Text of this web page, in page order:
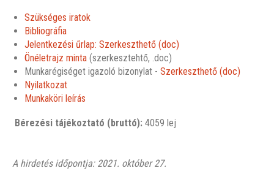
Szükséges iratok
Bibliográfia
Jelentkezési űrlap: Szerkeszthető (doc)
Önéletrajz minta (szerkesztehtő, .doc)
Munkarégiséget igazoló bizonylat - Szerkeszthető (doc)
Nyilatkozat
Munkaköri leírás
Bérezési tájékoztató (bruttó): 4059 lej
A hirdetés időpontja: 2021. október 27.